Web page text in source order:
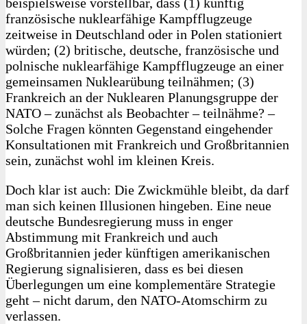
französische nuklearfähige Kampfflugzeuge
zeitweise in Deutschland oder in Polen stationiert
würden; (2) britische, deutsche, französische und
polnische nuklearfähige Kampfflugzeuge an einer
gemeinsamen Nu­klearübung teilnähmen; (3)
Frankreich an der Nuklearen Planungsgruppe der
NATO – zunächst als Beobachter – teil­nähme? –
Solche Fragen könnten Gegenstand eingehender
Konsultationen mit Frankreich und Großbritannien
sein, zunächst wohl im kleinen Kreis.
Doch klar ist auch: Die Zwickmühle bleibt, da darf
man sich keinen Illusionen hingeben. Eine neue
deutsche Bundesregierung muss in enger
Abstimmung mit Frankreich und auch
Großbritannien jeder künftigen amerikanischen
Regierung signalisieren, dass es bei diesen
Überlegungen um eine komplementäre Strategie
geht – nicht darum, den NATO-Atomschirm zu
verlassen.